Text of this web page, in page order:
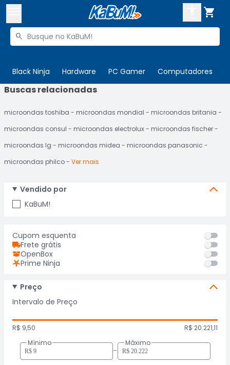

Buscar produtos

Black Ninja Hardware PC Gamer Computadores

 Departamentos
Cupons
Mais Vendidos
Ativar tradutor em libras
ENTRE
CADASTRE-SE
Buscas relacionadas
microondas toshiba microondas mondial
microondas britania
microondas consul
microondas electrolux
microondas fischer
microondas lg
microondas midea
microondas panasonic
microondas philco
Ver mais
Vendido por
KaBuM!
Cupom esquenta
Frete grátis
OpenBox
Prime Ninja
Preço
Intervalo de Preço
R$ 9,50
R$ 20.221,11
Mínimo
-
Máximo